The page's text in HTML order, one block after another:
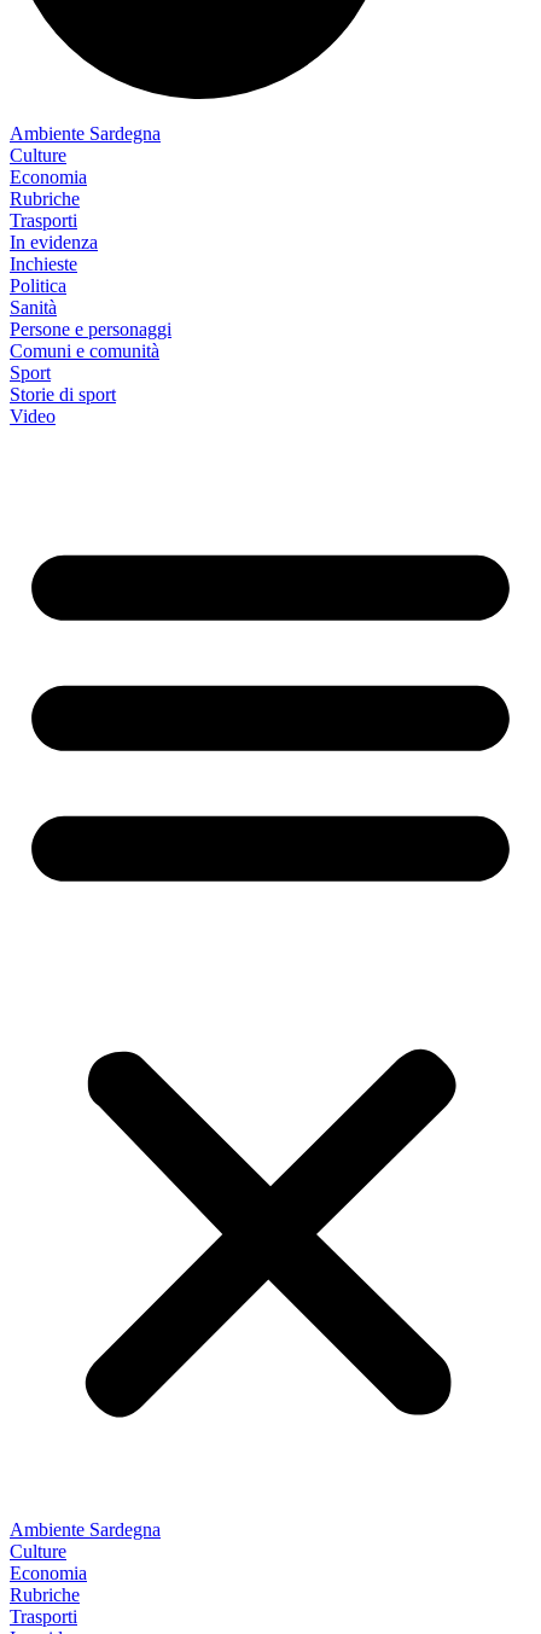
Ambiente Sardegna
Culture
Economia
Rubriche
Trasporti
In evidenza
Inchieste
Politica
Sanità
Persone e personaggi
Comuni e comunità
Sport
Storie di sport
Video
Ambiente Sardegna
Culture
Economia
Rubriche
Trasporti